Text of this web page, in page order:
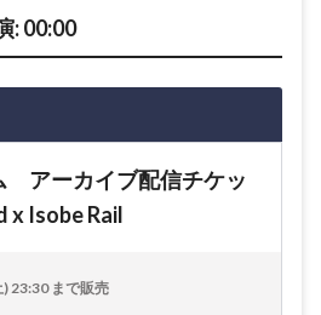
: 00:00
アーカイブ配信チケッ
x Isobe Rail
23:30 まで販売